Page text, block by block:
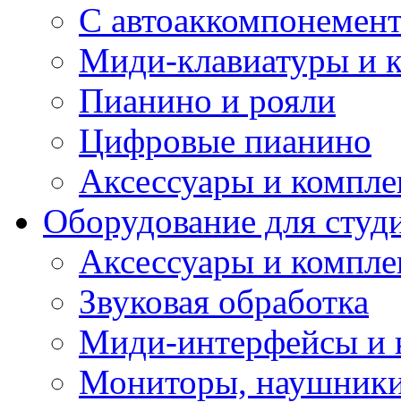
С
Миди-клавиатуры и
Пианино и рояли
Цифровые пианино
Аксессуары и
Оборудование для
Аксессуары и
Звуковая обработка
Миди-интерфейсы и
Мониторы,